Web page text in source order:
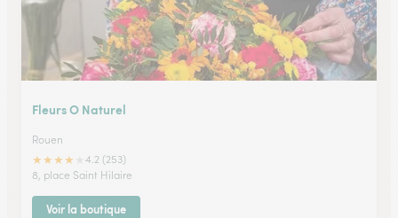
Fleurs O Naturel
Rouen
★★★★
4.2 (253)
8, place Saint Hilaire
Voir la boutique